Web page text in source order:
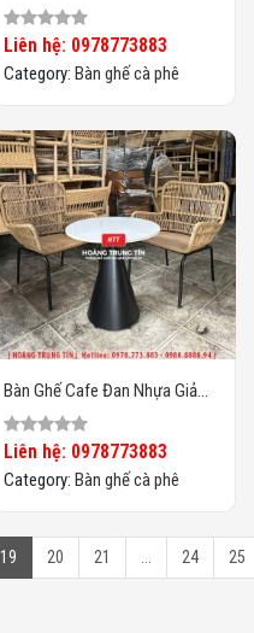
HTT01
Liên hệ: 0978773883
Category: Bàn ghế cà phê
Bàn Ghế Cafe Đan Nhựa Giả
Mây HTT-065
Liên hệ: 0978773883
Category: Bàn ghế cà phê
19 20 21 24 25